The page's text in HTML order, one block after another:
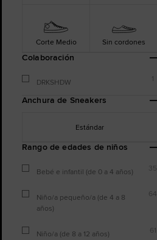
Corte Medio Sin cordones
Colaboración
DRKSHDW 1
Anchura de Sneakers
Estándar
Rango de edades de niños
Bebé e infantil (de 0 a 4 años) 35
Niño/a pequeño/a (de 4 a 8
años)
64
Niño/a (de 8 a 12 años) 61